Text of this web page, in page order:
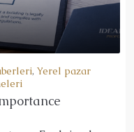
,Yerel pazar